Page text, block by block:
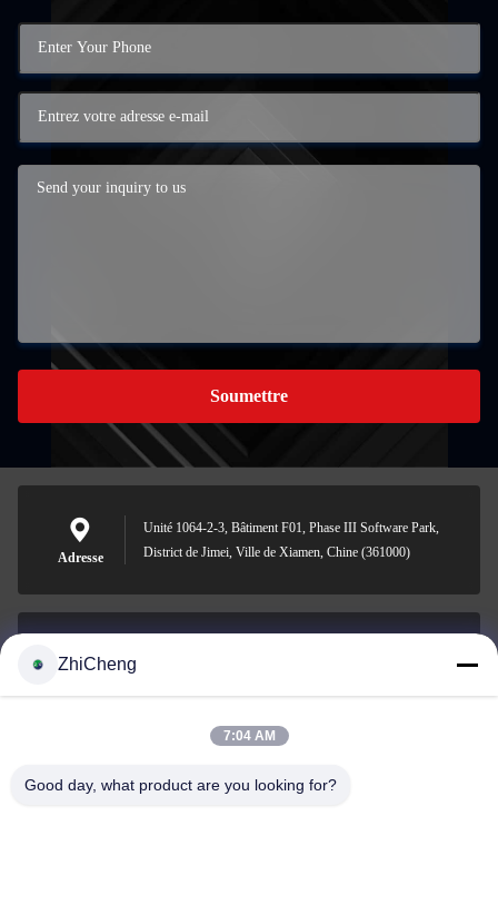
Soumettre
Adresse
Unité 1064-2-3, Bâtiment F01, Phase III Software Park,
District de Jimei, Ville de Xiamen, Chine (361000)
0086-592-5636807
ZhiCheng
7:04 AM
Good day, what product are you looking for?